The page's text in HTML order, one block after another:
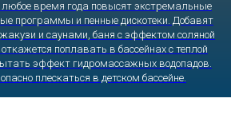
проспект, 21
попадаешь в сказку: встречаешь
фольклора, получаешь возможность
кататься на аттракционах европейского
в увлекательных квестах и творческих